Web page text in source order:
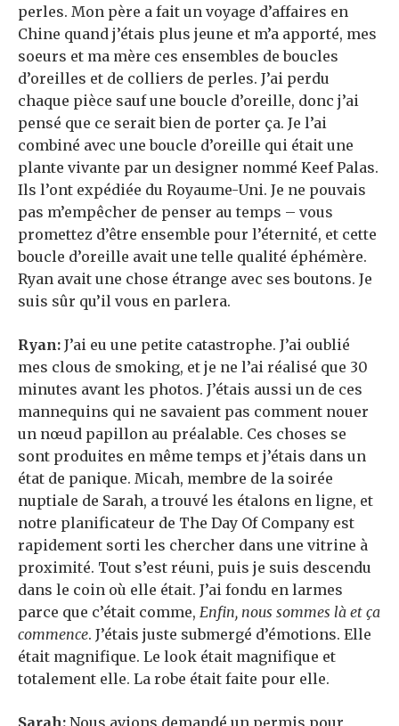
perles. Mon père a fait un voyage d’affaires en
Chine quand j’étais plus jeune et m’a apporté, mes
soeurs et ma mère ces ensembles de boucles
d’oreilles et de colliers de perles. J’ai perdu
chaque pièce sauf une boucle d’oreille, donc j’ai
pensé que ce serait bien de porter ça. Je l’ai
combiné avec une boucle d’oreille qui était une
plante vivante par un designer nommé Keef Palas.
Ils l’ont expédiée du Royaume-Uni. Je ne pouvais
pas m’empêcher de penser au temps – vous
promettez d’être ensemble pour l’éternité, et cette
boucle d’oreille avait une telle qualité éphémère.
Ryan avait une chose étrange avec ses boutons. Je
suis sûr qu’il vous en parlera.
Ryan: J’ai eu une petite catastrophe. J’ai oublié
mes clous de smoking, et je ne l’ai réalisé que 30
minutes avant les photos. J’étais aussi un de ces
mannequins qui ne savaient pas comment nouer
un nœud papillon au préalable. Ces choses se
sont produites en même temps et j’étais dans un
état de panique. Micah, membre de la soirée
nuptiale de Sarah, a trouvé les étalons en ligne, et
notre planificateur de The Day Of Company est
rapidement sorti les chercher dans une vitrine à
proximité. Tout s’est réuni, puis je suis descendu
dans le coin où elle était. J’ai fondu en larmes
parce que c’était comme, Enfin, nous sommes là et ça
commence. J’étais juste submergé d’émotions. Elle
était magnifique. Le look était magnifique et
totalement elle. La robe était faite pour elle.